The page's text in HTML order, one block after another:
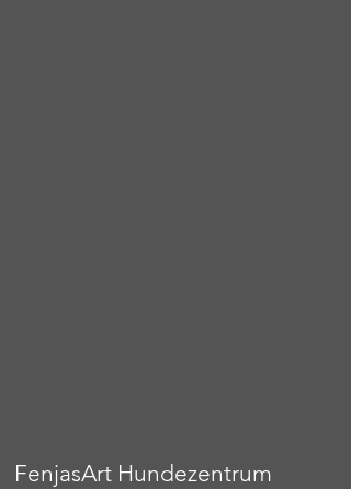
FenjasArt Hundezentrum